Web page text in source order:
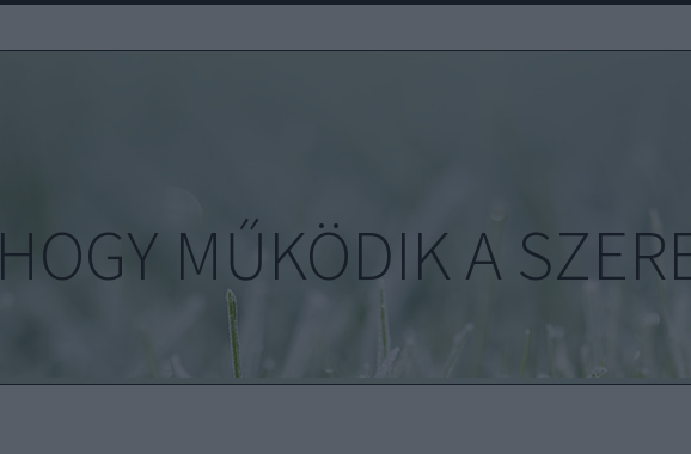
HOGY MŰKÖDIK A